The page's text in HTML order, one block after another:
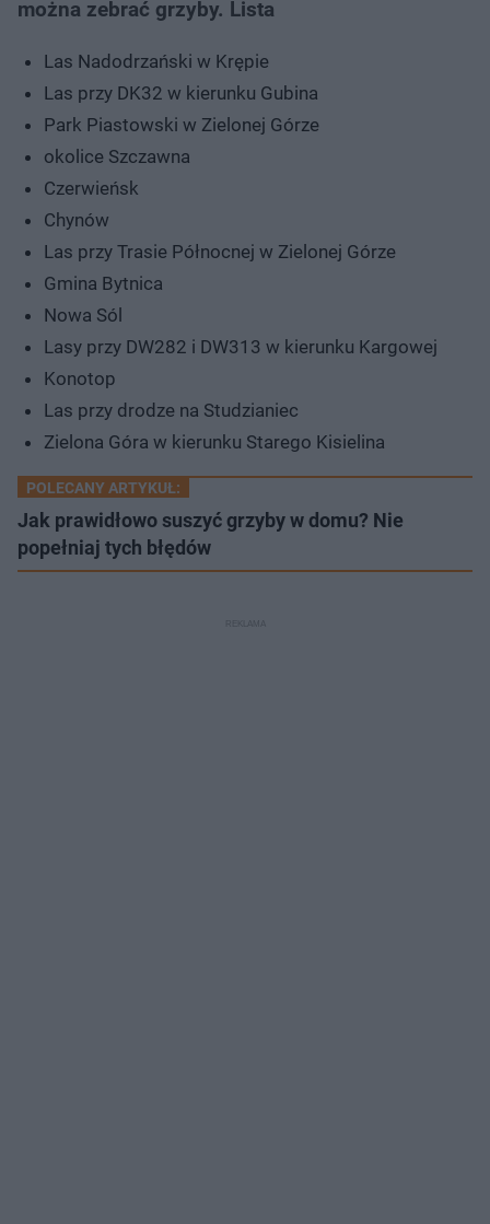
można zebrać grzyby. Lista
Las Nadodrzański w Krępie
Las przy DK32 w kierunku Gubina
Park Piastowski w Zielonej Górze
okolice Szczawna
Czerwieńsk
Chynów
Las przy Trasie Północnej w Zielonej Górze
Gmina Bytnica
Nowa Sól
Lasy przy DW282 i DW313 w kierunku Kargowej
Konotop
Las przy drodze na Studzianiec
Zielona Góra w kierunku Starego Kisielina
POLECANY ARTYKUŁ:
Jak prawidłowo suszyć grzyby w domu? Nie
popełniaj tych błędów